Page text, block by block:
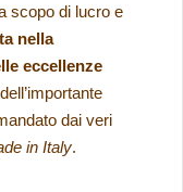
scopo di lucro e
nella
eccellenze
dai veri
in Italy.